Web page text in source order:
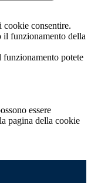
cookie consentire.
il funzionamento della
funzionamento potete
essere
pagina della cookie